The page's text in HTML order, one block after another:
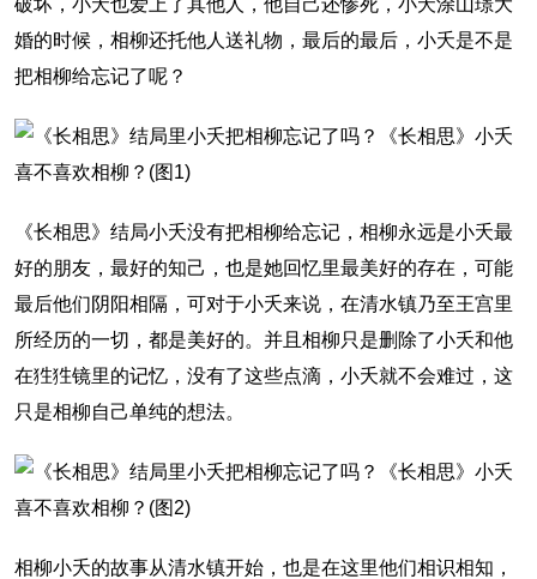
破坏，小夭也爱上了其他人，他自己还惨死，小夭涂山璟大
婚的时候，相柳还托他人送礼物，最后的最后，小夭是不是
把相柳给忘记了呢？
《长相思》结局小夭没有把相柳给忘记，相柳永远是小夭最
好的朋友，最好的知己，也是她回忆里最美好的存在，可能
最后他们阴阳相隔，可对于小夭来说，在清水镇乃至王宫里
所经历的一切，都是美好的。并且相柳只是删除了小夭和他
在狌狌镜里的记忆，没有了这些点滴，小夭就不会难过，这
只是相柳自己单纯的想法。
相柳小夭的故事从清水镇开始，也是在这里他们相识相知，